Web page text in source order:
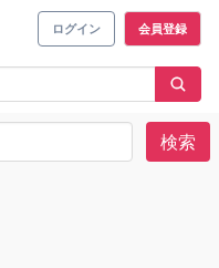
ログイン 会員登録
検索